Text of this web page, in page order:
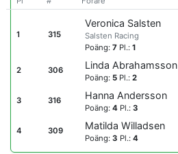
1 315
Veronica Salsten
Salsten Racing
Poäng:7 Pl.:1
2 306 Linda Abrahamsson
Poäng: 5 Pl.:2
3 316 Hanna Andersson
Poäng:4 Pl.:3
4 309 Matilda Willadsen
Poäng:3 Pl.:4